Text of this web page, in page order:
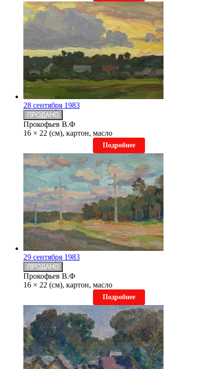
28 сентября 1983
ПРОДАНО
Прокофьев В.Ф
16 × 22 (см), картон, масло
Подробнее
29 сентября 1983
ПРОДАНО
Прокофьев В.Ф
16 × 22 (см), картон, масло
Подробнее